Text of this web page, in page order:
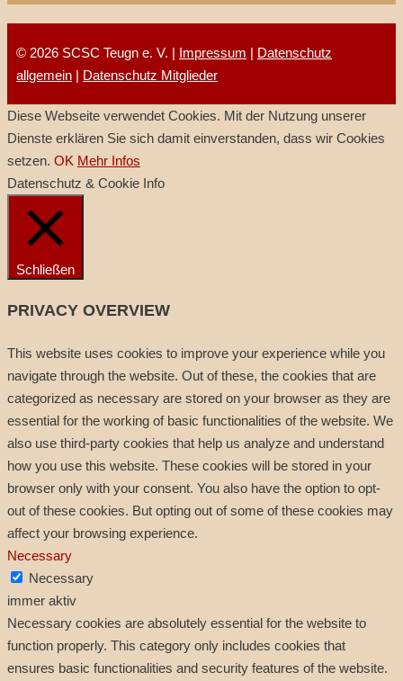
© 2026 SCSC Teugn e. V. | Impressum | Datenschutz
allgemein | Datenschutz Mitglieder
Diese Webseite verwendet Cookies. Mit der Nutzung unserer
Dienste erklären Sie sich damit einverstanden, dass wir Cookies
setzen. OK Mehr Infos
Datenschutz & Cookie Info
Schließen
PRIVACY OVERVIEW
This website uses cookies to improve your experience while you
navigate through the website. Out of these, the cookies that are
categorized as necessary are stored on your browser as they are
essential for the working of basic functionalities of the website. We
also use third-party cookies that help us analyze and understand
how you use this website. These cookies will be stored in your
browser only with your consent. You also have the option to opt-
out of these cookies. But opting out of some of these cookies may
affect your browsing experience.
Necessary
Necessary
immer aktiv
Necessary cookies are absolutely essential for the website to
function properly. This category only includes cookies that
ensures basic functionalities and security features of the website.